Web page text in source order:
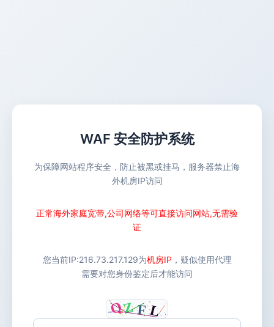
WAF 安全防护系统
为保障网站程序安全，防止被黑或挂马，服务器禁止海
外机房IP访问
正常海外家庭宽带,公司网络等可直接访问网站,无需验
证
您当前IP:216.73.217.129为机房IP ，疑似使用代理
需要对您身份鉴定后才能访问